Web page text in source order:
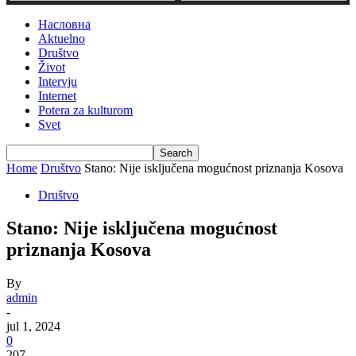
Насловна
Aktuelno
Društvo
Život
Intervju
Internet
Potera za kulturom
Svet
Home Društvo Stano: Nije isključena mogućnost priznanja Kosova
Društvo
Stano: Nije isključena mogućnost
priznanja Kosova
By
admin
-
jul 1, 2024
0